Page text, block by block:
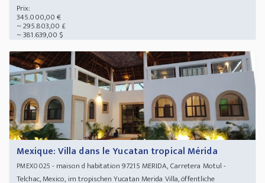
Prix:
345.000,00 €
~ 295.803,00 £
~ 381.639,00 $
Mexique: Villa dans le Yucatan tropical Mérida
PMEX0025 - maison d habitation 97215 MERIDA, Carretera Motul -
Telchac, Mexico, im tropischen Yucatan Merida Villa, öffentliche